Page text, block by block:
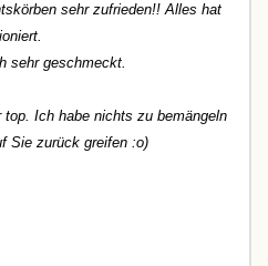
sehr zufrieden!! Alles hat
sehr geschmeckt.
top. Ich habe nichts zu bemängeln
Sie zurück greifen :o)